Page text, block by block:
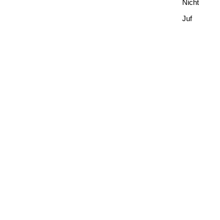
Nicht
Juf